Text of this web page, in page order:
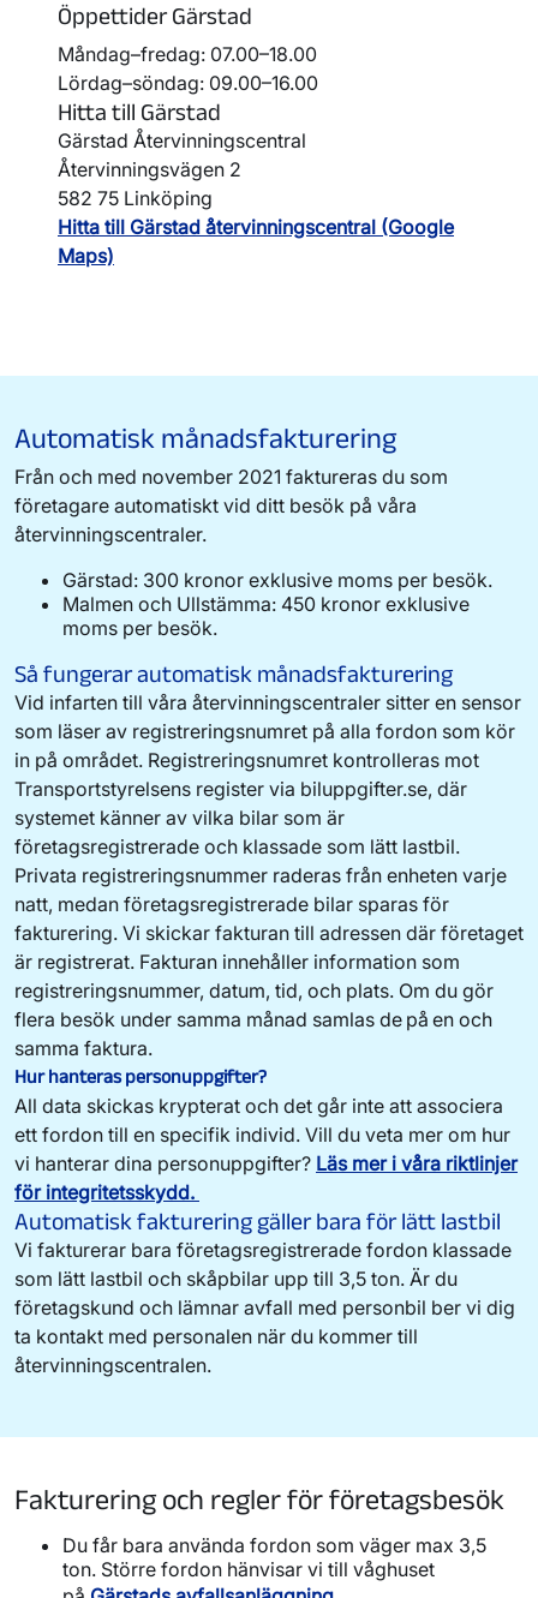
Öppettider Gärstad
Måndag–fredag: 07.00–18.00
Lördag–söndag: 09.00–16.00
Hitta till Gärstad
Gärstad Återvinningscentral
Återvinningsvägen 2
582 75 Linköping
Hitta till Gärstad återvinningscentral (Google
Maps)
Automatisk månadsfakturering
Från och med november 2021 faktureras du som
företagare automatiskt vid ditt besök på våra
återvinningscentraler.
Gärstad: 300 kronor exklusive moms per besök.
Malmen och Ullstämma: 450 kronor exklusive
moms per besök.
Så fungerar automatisk månadsfakturering
Vid infarten till våra återvinningscentraler sitter en sensor
som läser av registreringsnumret på alla fordon som kör
in på området. Registreringsnumret kontrolleras mot
Transportstyrelsens register via biluppgifter.se, där
systemet känner av vilka bilar som är
företagsregistrerade och klassade som lätt lastbil.
Privata registreringsnummer raderas från enheten varje
natt, medan företagsregistrerade bilar sparas för
fakturering. Vi skickar fakturan till adressen där företaget
är registrerat. Fakturan innehåller information som
registreringsnummer, datum, tid, och plats. Om du gör
flera besök under samma månad samlas de på en och
samma faktura.
Hur hanteras personuppgifter?
All data skickas krypterat och det går inte att associera
ett fordon till en specifik individ. Vill du veta mer om hur
vi hanterar dina personuppgifter? Läs mer i våra riktlinjer
för integritetsskydd.
Automatisk fakturering gäller bara för lätt lastbil
Vi fakturerar bara företagsregistrerade fordon klassade
som lätt lastbil och skåpbilar upp till 3,5 ton. Är du
företagskund och lämnar avfall med personbil ber vi dig
ta kontakt med personalen när du kommer till
återvinningscentralen.
Fakturering och regler för företagsbesök
Du får bara använda fordon som väger max 3,5
ton. Större fordon hänvisar vi till våghuset